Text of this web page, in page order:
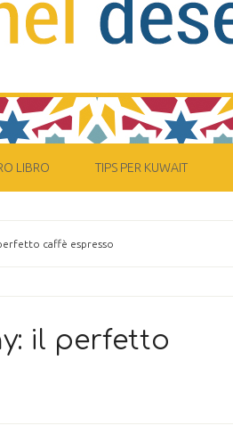
LIBRO TIPS PER KUWAIT
caffè espresso
il perfetto